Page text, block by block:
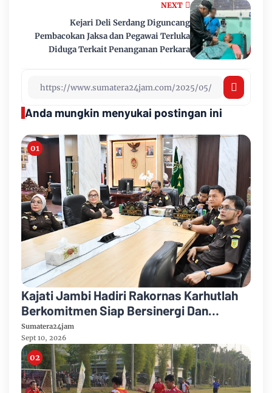
NEXT
Kejari Deli Serdang Diguncang
Pembacokan Jaksa dan Pegawai Terluka
Diduga Terkait Penanganan Perkara
Anda mungkin menyukai postingan ini
Kajati Jambi Hadiri Rakornas Karhutlah
Berkomitmen Siap Bersinergi Dan
Kolaborasi Dalam Penanganan Karhutla
Sumatera24jam
Sept 10, 2026